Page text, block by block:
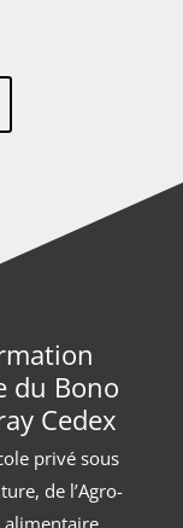
du Bono
Cedex
privé sous
de l’Agro-
alimentaire